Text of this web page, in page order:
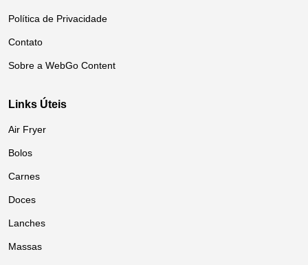
Política de Privacidade
Contato
Sobre a WebGo Content
Links Úteis
Air Fryer
Bolos
Carnes
Doces
Lanches
Massas